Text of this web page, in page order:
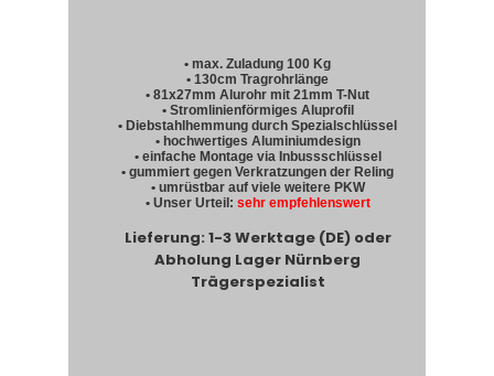
• max. Zuladung 100 Kg
• 130cm Tragrohrlänge
• 81x27mm Alurohr mit 21mm T-Nut
• Stromlinienförmiges Aluprofil
• Diebstahlhemmung durch Spezialschlüssel
• hochwertiges Aluminiumdesign
• einfache Montage via Inbussschlüssel
• gummiert gegen Verkratzungen der Reling
• umrüstbar auf viele weitere PKW
• Unser Urteil: sehr empfehlenswert
Lieferung: 1-3 Werktage (DE) oder
Abholung Lager Nürnberg
Trägerspezialist